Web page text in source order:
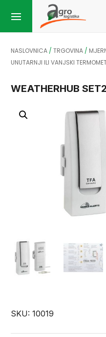
NASLOVNICA /TRGOVINA /
UNUTARNJI ILI VANJSKI
WEATHERHUB SET2
SKU:10019